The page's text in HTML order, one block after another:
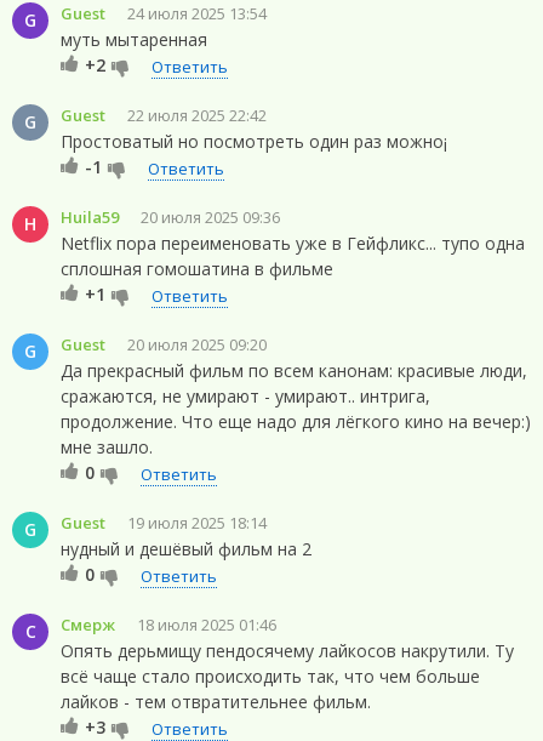
G Guest 24 июля 2025 13:54
муть мытаренная
+2
Ответить
G Guest 22 июля 2025 22:42
Простоватый но посмотреть один раз можно¡
-1
Ответить
H Huila59 20 июля 2025 09:36
Netflix пора переименовать уже в Гейфликс... тупо одна
сплошная гомошатина в фильме
+1
Ответить
G Guest 20 июля 2025 09:20
Да прекрасный фильм по всем канонам: красивые люди,
сражаются, не умирают - умирают.. интрига,
продолжение. Что еще надо для лёгкого кино на вечер:)
мне зашло.
0
Ответить
G Guest 19 июля 2025 18:14
нудный и дешёвый фильм на 2
0
Ответить
С Смерж 18 июля 2025 01:46
Опять дерьмищу пендосячему лайкосов накрутили. Ту
всё чаще стало происходить так, что чем больше
лайков - тем отвратительнее фильм.
+3
Ответить